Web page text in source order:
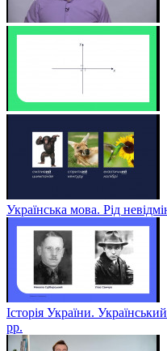
Українська мова. Рід
Історія України.
рр.